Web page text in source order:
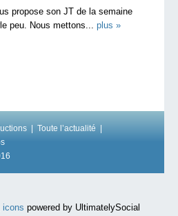
propose son JT de la semaine
peu. Nous mettons... plus »
Toute l’actualité
icons powered by UltimatelySocial